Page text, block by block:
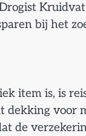
bij het
item is, is
dekking voor
de